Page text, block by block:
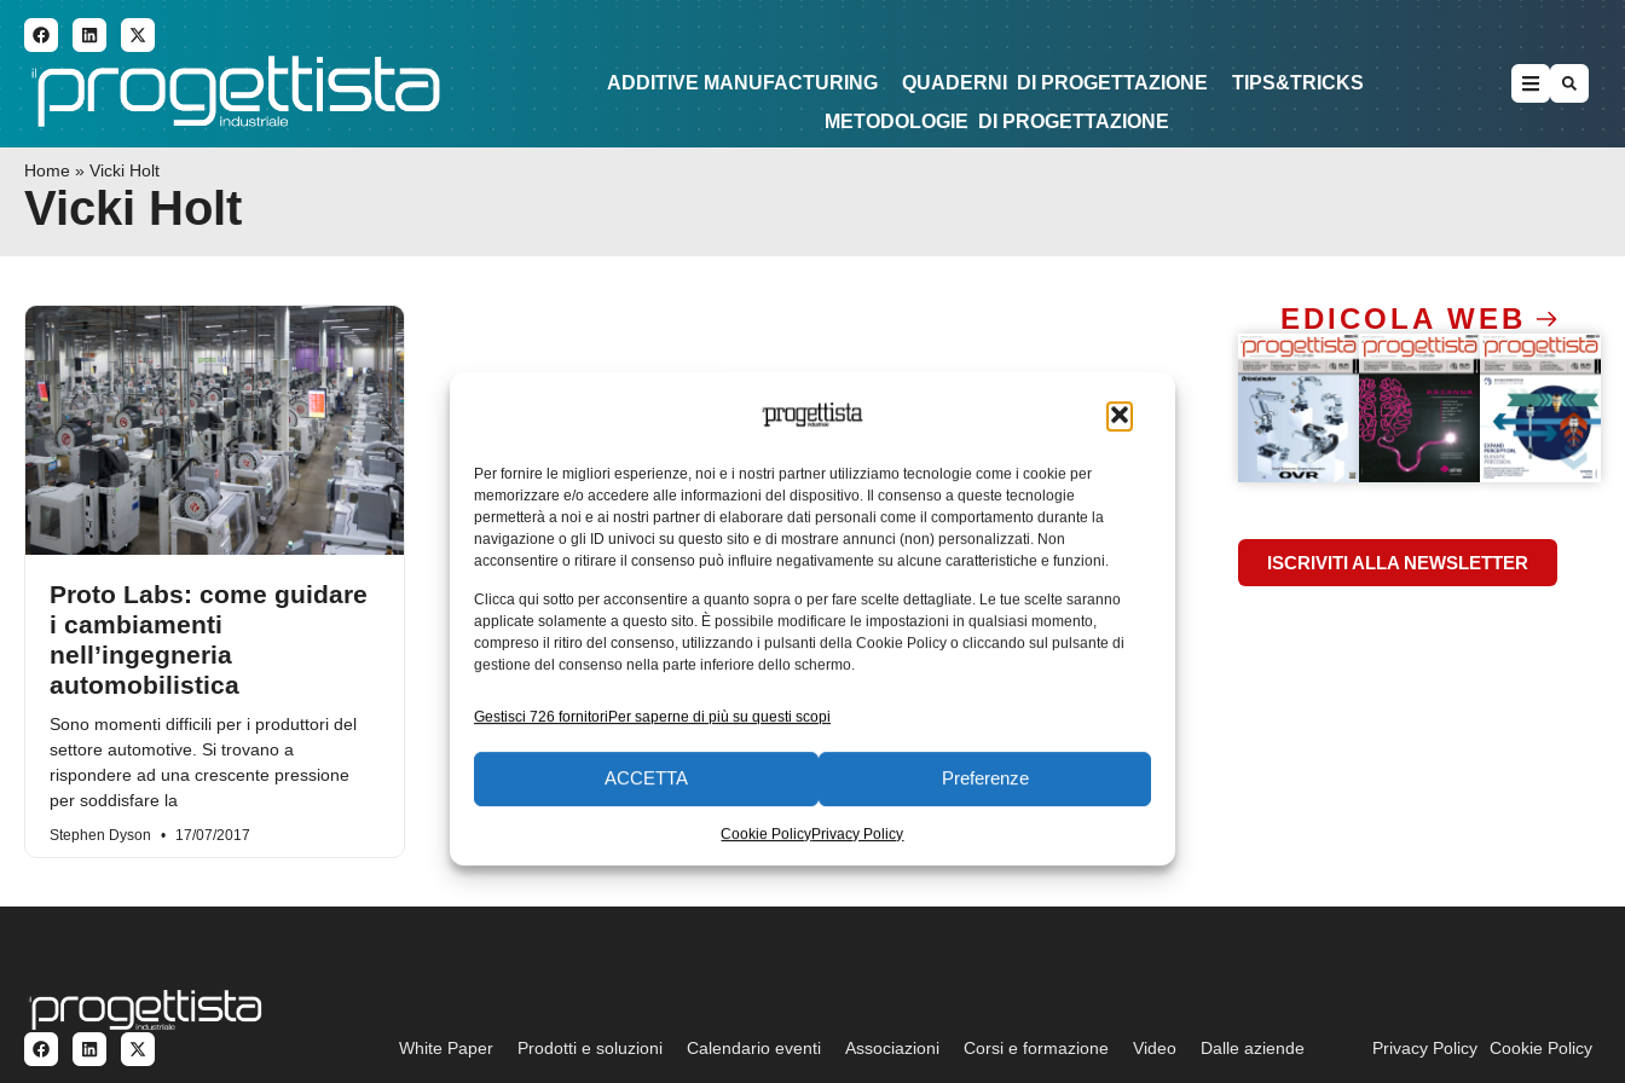
Per fornire le migliori esperienze, noi e i nostri partner utilizziamo tecnologie come i cookie per
memorizzare e/o accedere alle informazioni del dispositivo. Il consenso a queste tecnologie
permetterà a noi e ai nostri partner di elaborare dati personali come il comportamento durante la
navigazione o gli ID univoci su questo sito e di mostrare annunci (non) personalizzati. Non
acconsentire o ritirare il consenso può influire negativamente su alcune caratteristiche e funzioni.
Clicca qui sotto per acconsentire a quanto sopra o per fare scelte dettagliate. Le tue scelte saranno
applicate solamente a questo sito. È possibile modificare le impostazioni in qualsiasi momento,
compreso il ritiro del consenso, utilizzando i pulsanti della Cookie Policy o cliccando sul pulsante di
gestione del consenso nella parte inferiore dello schermo.
Gestisci 726 fornitoriPer saperne di più su questi scopi
ACCETTA Preferenze
Cookie PolicyPrivacy Policy
ADDITIVE MANUFACTURING QUADERNI DI PROGETTAZIONE TIPS&TRICKS METODOLOGIE DI PROGETTAZIONE
ADDITIVE MANUFACTURING QUADERNI DI PROGETTAZIONE
TIPS&TRICKS
METODOLOGIE
DI PROGETTAZIONE
Home » Vicki Holt
Vicki Holt
Proto Labs: come guidare
i cambiamenti
nell’ingegneria
automobilistica
Sono momenti difficili per i produttori del
settore automotive. Si trovano a
rispondere ad una crescente pressione
per soddisfare la
Stephen Dyson 17/07/2017
EDICOLA WEB
ISCRIVITI ALLA NEWSLETTER
White Paper Prodotti e soluzioni Calendario eventi Associazioni Corsi e formazione Video Dalle aziende Privacy Policy Cookie Policy